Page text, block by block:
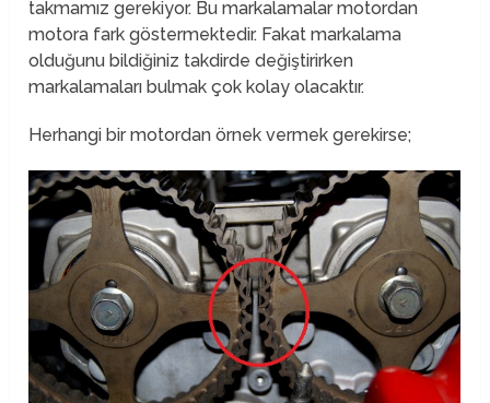
takmamız gerekiyor. Bu markalamalar motordan
motora fark göstermektedir. Fakat markalama
olduğunu bildiğiniz takdirde değiştirirken
markalamaları bulmak çok kolay olacaktır.
Herhangi bir motordan örnek vermek gerekirse;